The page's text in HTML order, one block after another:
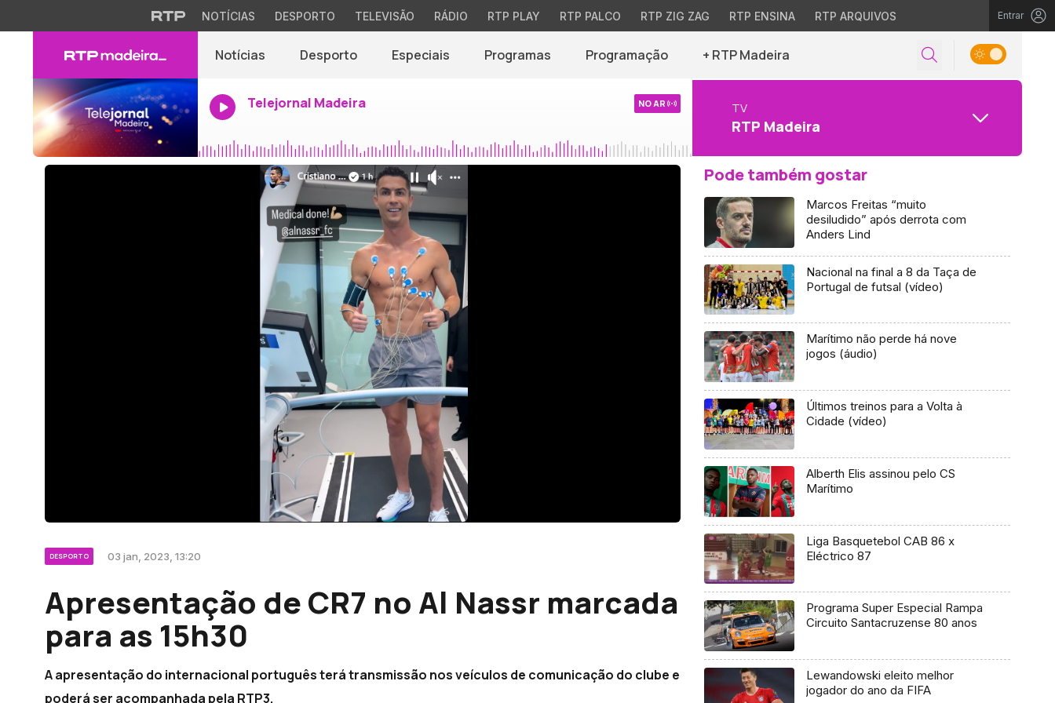
NOTÍCIAS DESPORTO TELEVISÃO RÁDIO RTP PLAY RTP PALCO RTP ZIG ZAG RTP ENSINA RTP ARQUIVOS Entrar
Notícias Desporto Especiais Programas Programação + RTP Madeira
Telejornal Madeira NO AR TV
RTP Madeira
DESPORTO 03 jan, 2023, 13:20
Apresentação de CR7 no Al Nassr marcada
para as 15h30
A apresentação do internacional português terá transmissão nos veículos de comunicação do clube e
poderá ser acompanhada pela RTP3.
Pode também gostar
Marcos Freitas “muito
desiludido” após derrota com
Anders Lind
Nacional na final a 8 da Taça de
Portugal de futsal (vídeo)
Marítimo não perde há nove
jogos (áudio)
Últimos treinos para a Volta à
Cidade (vídeo)
Alberth Elis assinou pelo CS
Marítimo
Liga Basquetebol CAB 86 x
Eléctrico 87
Programa Super Especial Rampa
Circuito Santacruzense 80 anos
Lewandowski eleito melhor
jogador do ano da FIFA